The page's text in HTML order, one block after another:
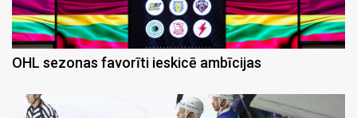
OHL sezonas favorīti ieskicē ambīcijas